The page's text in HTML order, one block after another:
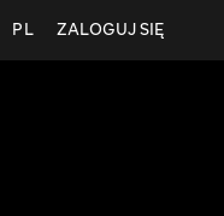
ZALOGUJ SIĘ
PL